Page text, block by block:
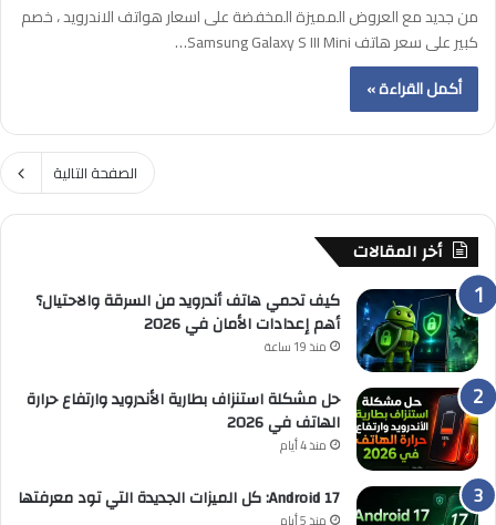
من جديد مع العروض المميزة المخفضة على اسعار هواتف الاندرويد ، خصم
كبير على سعر هاتف Samsung Galaxy S III Mini…
أكمل القراءة »
الصفحة التالية
أخر المقالات
كيف تحمي هاتف أندرويد من السرقة والاحتيال؟
أهم إعدادات الأمان في 2026
منذ 19 ساعة
حل مشكلة استنزاف بطارية الأندرويد وارتفاع حرارة
الهاتف في 2026
منذ 4 أيام
Android 17: كل الميزات الجديدة التي تود معرفتها